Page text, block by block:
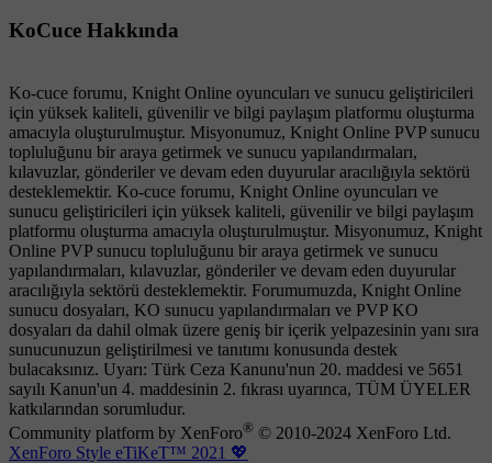
KoCuce Hakkında
Ko-cuce forumu, Knight Online oyuncuları ve sunucu geliştiricileri
için yüksek kaliteli, güvenilir ve bilgi paylaşım platformu oluşturma
amacıyla oluşturulmuştur. Misyonumuz, Knight Online PVP sunucu
topluluğunu bir araya getirmek ve sunucu yapılandırmaları,
kılavuzlar, gönderiler ve devam eden duyurular aracılığıyla sektörü
desteklemektir. Ko-cuce forumu, Knight Online oyuncuları ve
sunucu geliştiricileri için yüksek kaliteli, güvenilir ve bilgi paylaşım
platformu oluşturma amacıyla oluşturulmuştur. Misyonumuz, Knight
Online PVP sunucu topluluğunu bir araya getirmek ve sunucu
yapılandırmaları, kılavuzlar, gönderiler ve devam eden duyurular
aracılığıyla sektörü desteklemektir. Forumumuzda, Knight Online
sunucu dosyaları, KO sunucu yapılandırmaları ve PVP KO
dosyaları da dahil olmak üzere geniş bir içerik yelpazesinin yanı sıra
sunucunuzun geliştirilmesi ve tanıtımı konusunda destek
bulacaksınız. Uyarı: Türk Ceza Kanunu'nun 20. maddesi ve 5651
sayılı Kanun'un 4. maddesinin 2. fıkrası uyarınca, TÜM ÜYELER
katkılarından sorumludur.
Community platform by XenForo® © 2010-2024 XenForo Ltd.
XenForo Style eTiKeT™ 2021 💖